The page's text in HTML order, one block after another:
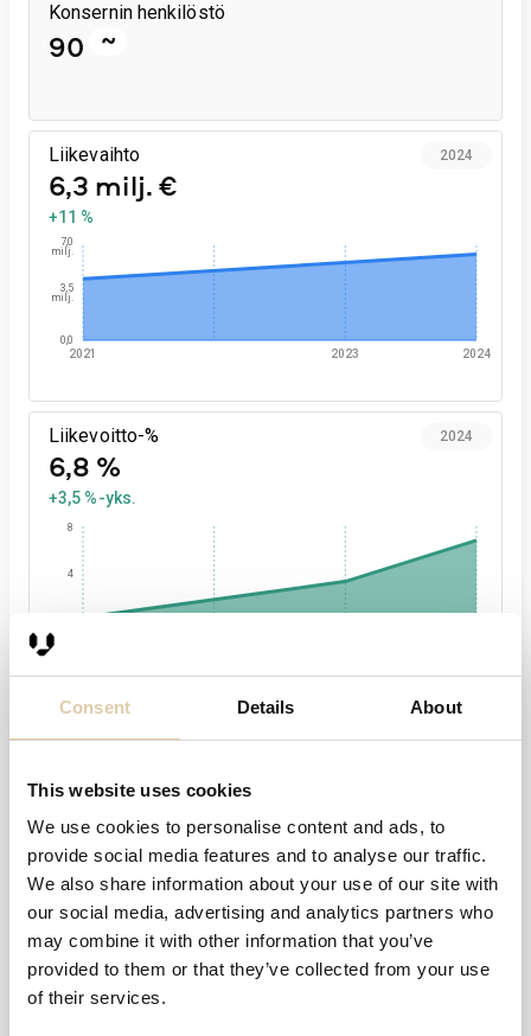
Consent Details About
This website uses cookies
We use cookies to personalise content and ads, to
provide social media features and to analyse our traffic.
We also share information about your use of our site with
our social media, advertising and analytics partners who
may combine it with other information that you’ve
provided to them or that they’ve collected from your use
of their services.
Konsernin henkilöstö
90 ~
Liikevaihto
6,3 milj. €
+11 %
2024
2021 2023 2024
0,0
3,5
milj.
7,0
milj.
Liikevoitto-%
6,8 %
+3,5 %-yks.
2024
4
8
Henkilöstö
90
2024
2022 2023 2024
45,0
Viimeisin tilikausi